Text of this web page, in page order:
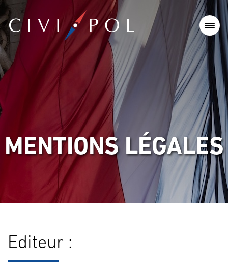
MENTIONS LÉGALES
Editeur :